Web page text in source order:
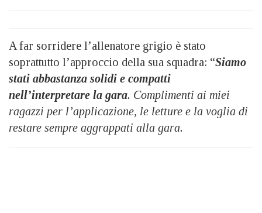
A far sorridere l’allenatore grigio è stato
soprattutto l’approccio della sua squadra: “Siamo
stati abbastanza solidi e compatti
nell’interpretare la gara. Complimenti ai miei
ragazzi per l’applicazione, le letture e la voglia di
restare sempre aggrappati alla gara.